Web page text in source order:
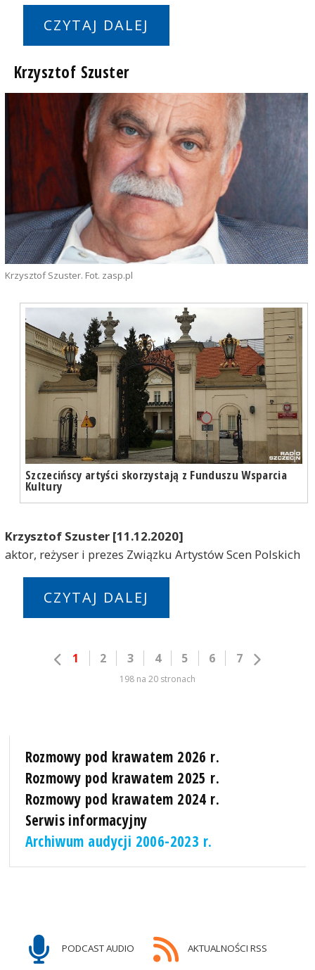
CZYTAJ DALEJ
Krzysztof Szuster
Krzysztof Szuster. Fot. zasp.pl
Szczecińscy artyści skorzystają z Funduszu Wsparcia
Kultury
Krzysztof Szuster [11.12.2020]
aktor, reżyser i prezes Związku Artystów Scen Polskich
CZYTAJ DALEJ
1 2 3 4 5 6 7
198 na 20 stronach
Rozmowy pod krawatem 2026 r.
Rozmowy pod krawatem 2025 r.
Rozmowy pod krawatem 2024 r.
Serwis informacyjny
Archiwum audycji 2006-2023 r.
PODCAST AUDIO AKTUALNOŚCI RSS